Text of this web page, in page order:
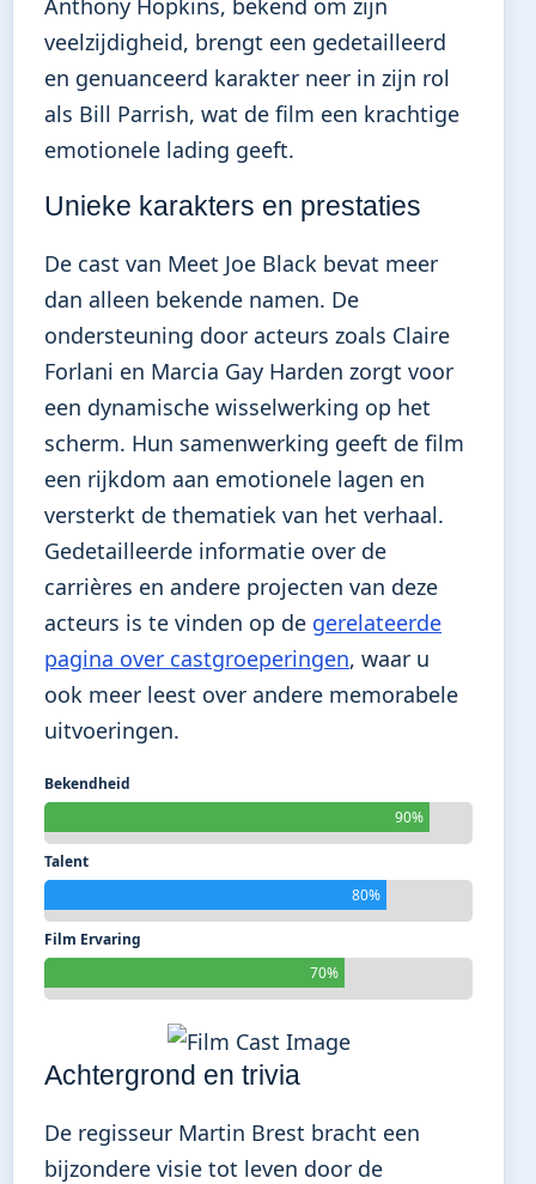
veelzijdigheid, brengt een gedetailleerd
en genuanceerd karakter neer in zijn rol
als Bill Parrish, wat de film een krachtige
emotionele lading geeft.
Unieke karakters en prestaties
De cast van Meet Joe Black bevat meer
dan alleen bekende namen. De
ondersteuning door acteurs zoals Claire
Forlani en Marcia Gay Harden zorgt voor
een dynamische wisselwerking op het
scherm. Hun samenwerking geeft de film
een rijkdom aan emotionele lagen en
versterkt de thematiek van het verhaal.
Gedetailleerde informatie over de
carrières en andere projecten van deze
acteurs is te vinden op de gerelateerde
pagina over castgroeperingen, waar u
ook meer leest over andere memorabele
uitvoeringen.
Bekendheid
90%
Talent
80%
Film Ervaring
70%
Achtergrond en trivia
De regisseur Martin Brest bracht een
bijzondere visie tot leven door de